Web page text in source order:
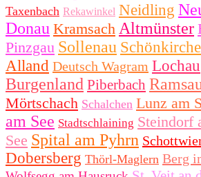
Taxenbach Rekawinkel Neidling
Donau Kramsach Altmünster
Pinzgau Sollenau
Alland Deutsch Wagram Lochau
Burgenland Piberbach
Mörtschach Schalchen Lunz am
am See Stadtschlaining Steindorf
See Spital am Pyhrn
Dobersberg Thörl-Maglern Berg